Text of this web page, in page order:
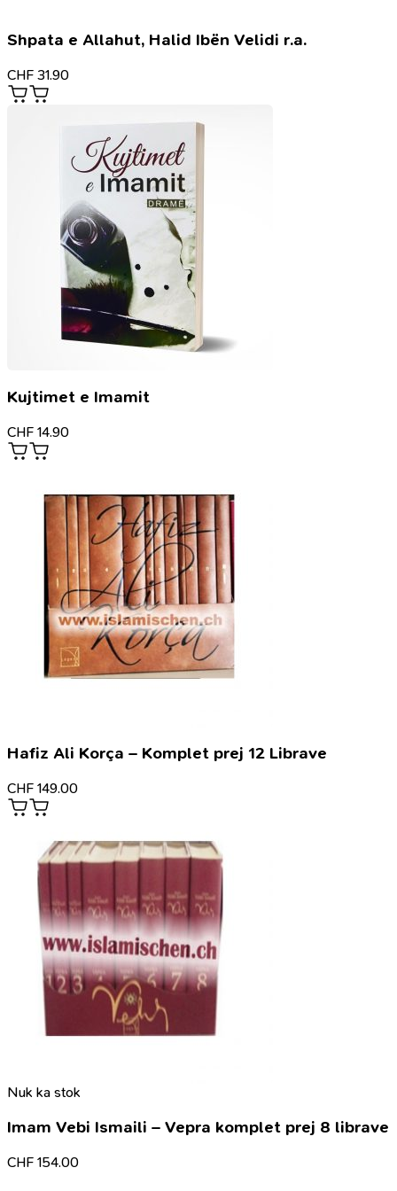
Shpata e Allahut, Halid Ibën Velidi r.a.
CHF 31.90
Kujtimet e Imamit
CHF 14.90
Hafiz Ali Korça – Komplet prej 12 Librave
CHF 149.00
Nuk ka stok
Imam Vebi Ismaili – Vepra komplet prej 8 librave
CHF 154.00